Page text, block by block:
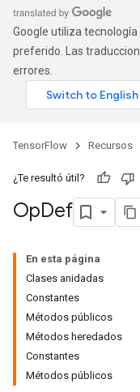
Google utiliza
preferido. Las
errores.
TensorFlow Recursos
¿Te resultó útil?
OpDef
En esta página
Clases anidadas
Constantes
Métodos públicos
Métodos heredados
Constantes
Métodos públicos